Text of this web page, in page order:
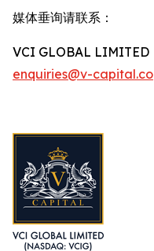
媒体垂询请联系：
VCI GLOBAL LIMITED
enquiries@v-capital.co